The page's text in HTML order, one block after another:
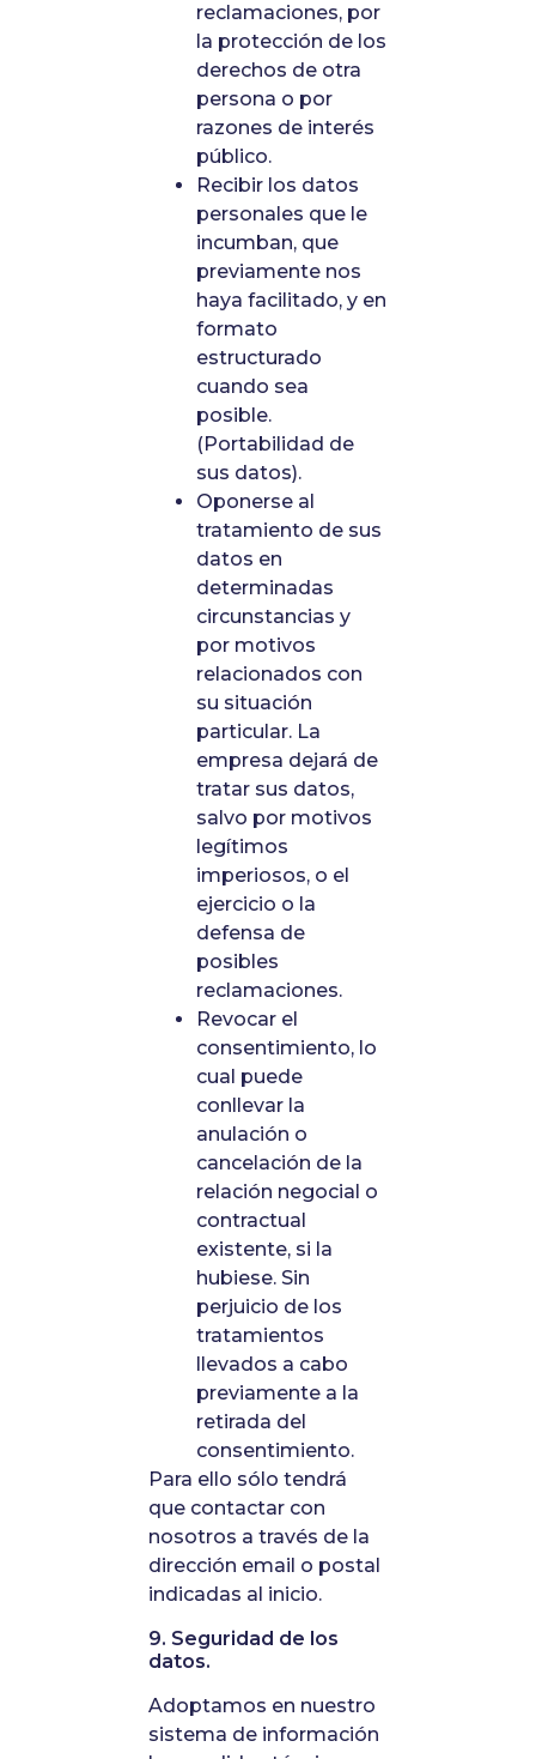
reclamaciones, por
la protección de los
derechos de otra
persona o por
razones de interés
público.
Recibir los datos
personales que le
incumban, que
previamente nos
haya facilitado, y en
formato
estructurado
cuando sea
posible.
(Portabilidad de
sus datos).
Oponerse al
tratamiento de sus
datos en
determinadas
circunstancias y
por motivos
relacionados con
su situación
particular. La
empresa dejará de
tratar sus datos,
salvo por motivos
legítimos
imperiosos, o el
ejercicio o la
defensa de
posibles
reclamaciones.
Revocar el
consentimiento, lo
cual puede
conllevar la
anulación o
cancelación de la
relación negocial o
contractual
existente, si la
hubiese. Sin
perjuicio de los
tratamientos
llevados a cabo
previamente a la
retirada del
consentimiento.
Para ello sólo tendrá
que contactar con
nosotros a través de la
dirección email o postal
indicadas al inicio.
9. Seguridad de los
datos.
Adoptamos en nuestro
sistema de información